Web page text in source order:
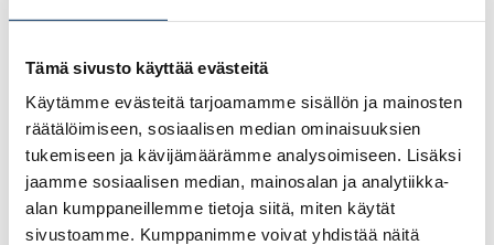
Tämä sivusto käyttää evästeitä
Käytämme evästeitä tarjoamamme sisällön ja mainosten
räätälöimiseen, sosiaalisen median ominaisuuksien
tukemiseen ja kävijämäärämme analysoimiseen. Lisäksi
jaamme sosiaalisen median, mainosalan ja analytiikka-
alan kumppaneillemme tietoja siitä, miten käytät
sivustoamme. Kumppanimme voivat yhdistää näitä
Halkaisija 66 mm
Kierre /
Tulppa
32 mm
Materiaali HDPE